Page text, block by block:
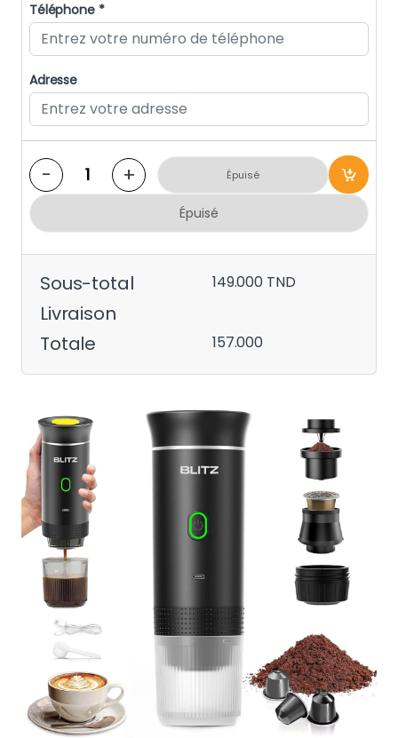
Téléphone *
Adresse
- + Épuisé
Épuisé
Sous-total 149.000 TND
Livraison
Totale
157.000